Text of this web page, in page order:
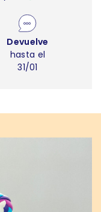
Devuelve
hasta el
31/01